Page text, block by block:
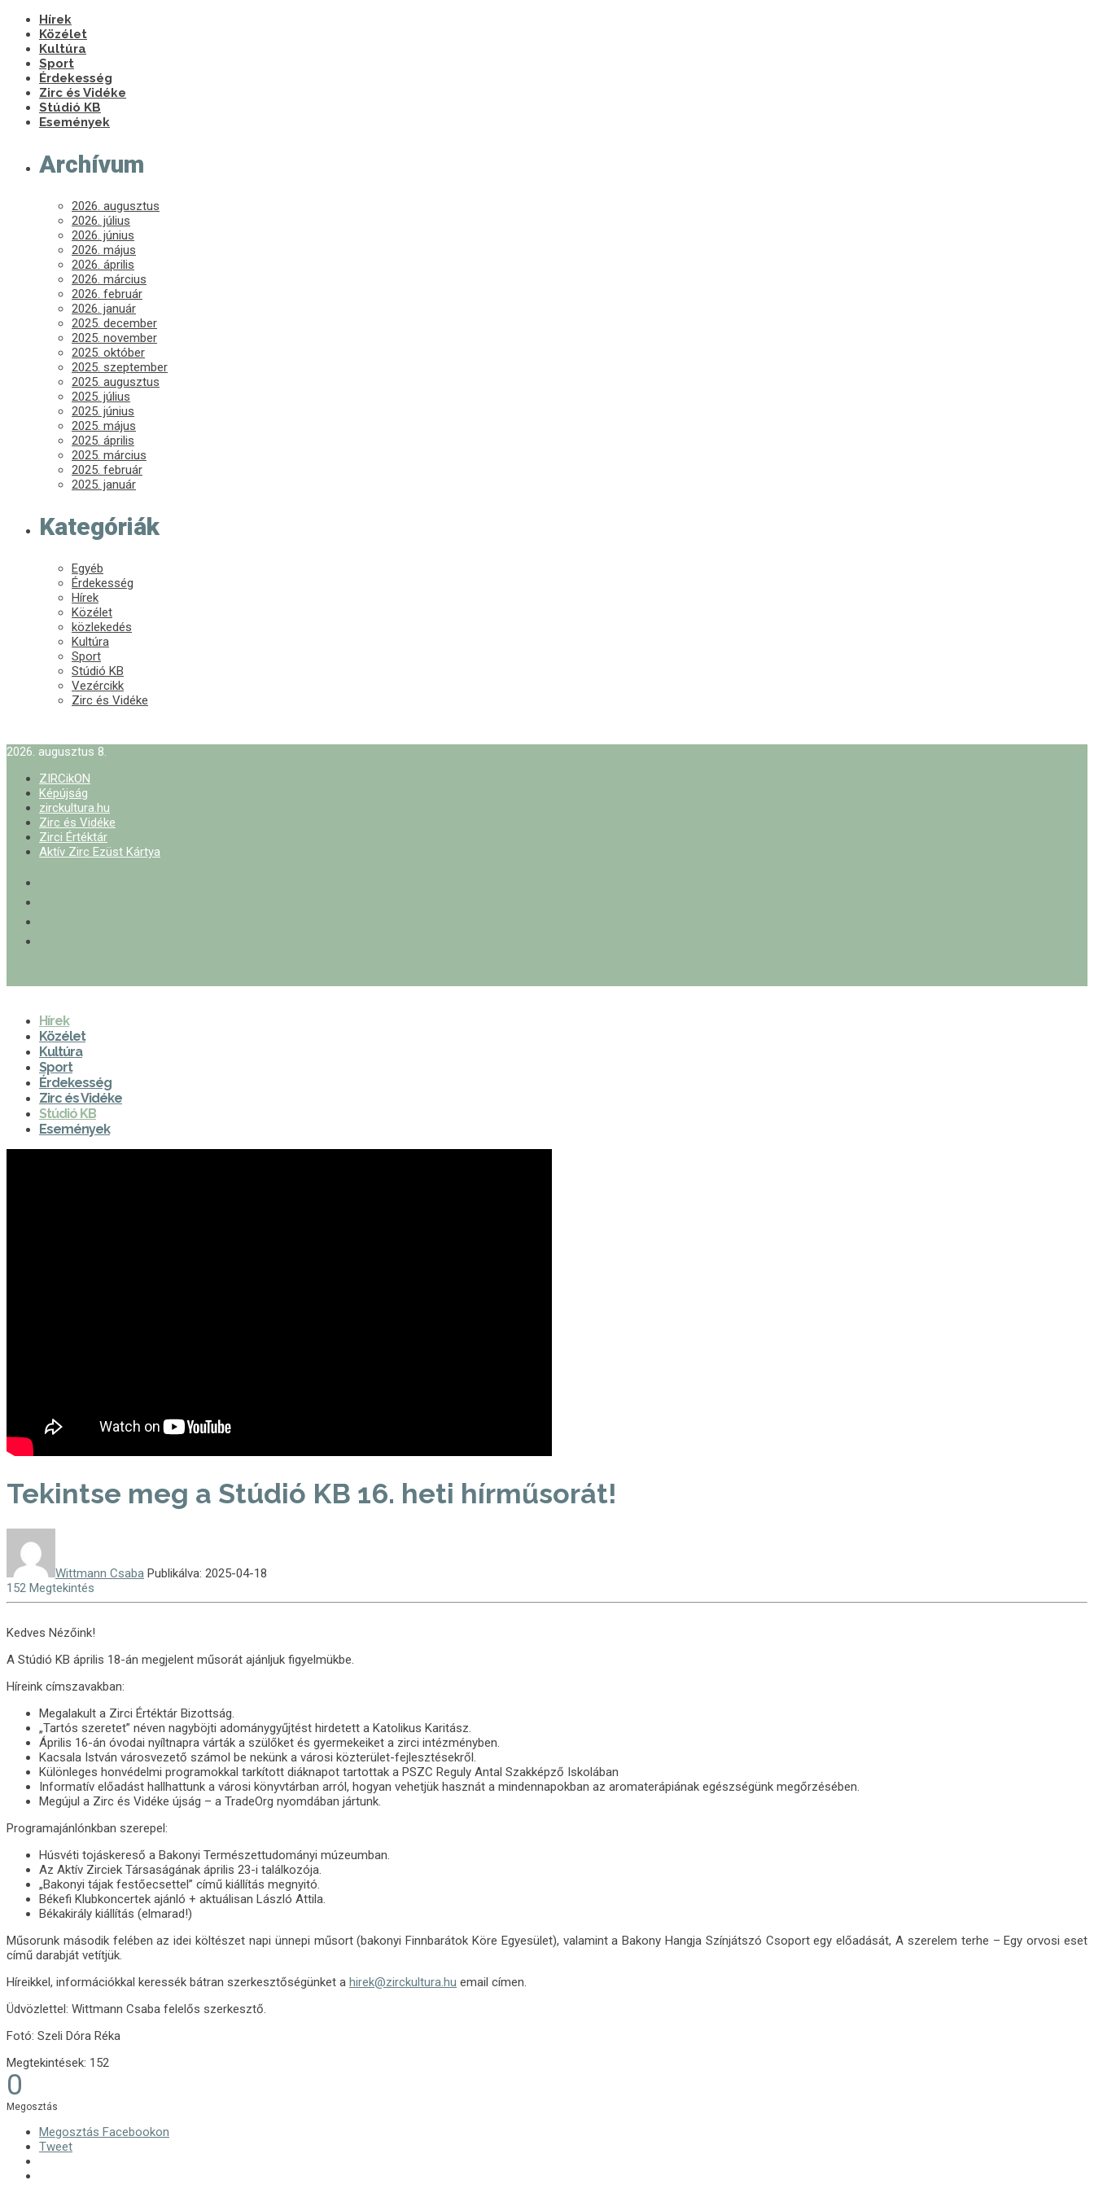
Hírek
Közélet
Kultúra
Sport
Érdekesség
Zirc és Vidéke
Stúdió KB
Események
Archívum
2026. augusztus
2026. július
2026. június
2026. május
2026. április
2026. március
2026. február
2026. január
2025. december
2025. november
2025. október
2025. szeptember
2025. augusztus
2025. július
2025. június
2025. május
2025. április
2025. március
2025. február
2025. január
Kategóriák
Egyéb
Érdekesség
Hírek
Közélet
közlekedés
Kultúra
Sport
Stúdió KB
Vezércikk
Zirc és Vidéke
2026. augusztus 8.
ZIRCikON
Képújság
zirckultura.hu
Zirc és Vidéke
Zirci Értéktár
Aktív Zirc Ezüst Kártya
Hírek
Közélet
Kultúra
Sport
Érdekesség
Zirc és Vidéke
Stúdió KB
Események
Tekintse meg a Stúdió KB 16. heti hírműsorát!
Wittmann Csaba Publikálva: 2025-04-18
152 Megtekintés
Kedves Nézőink!
A Stúdió KB április 18-án megjelent műsorát ajánljuk figyelmükbe.
Híreink címszavakban:
Megalakult a Zirci Értéktár Bizottság.
„Tartós szeretet” néven nagyböjti adománygyűjtést hirdetett a Katolikus Karitász.
Április 16-án óvodai nyíltnapra várták a szülőket és gyermekeiket a zirci intézményben.
Kacsala István városvezető számol be nekünk a városi közterület-fejlesztésekről.
Különleges honvédelmi programokkal tarkított diáknapot tartottak a PSZC Reguly Antal Szakképző Iskolában
Informatív előadást hallhattunk a városi könyvtárban arról, hogyan vehetjük hasznát a mindennapokban az aromaterápiának egészségünk megőrzésében.
Megújul a Zirc és Vidéke újság – a TradeOrg nyomdában jártunk.
Programajánlónkban szerepel:
Húsvéti tojáskereső a Bakonyi Természettudományi múzeumban.
Az Aktív Zirciek Társaságának április 23-i találkozója.
„Bakonyi tájak festőecsettel” című kiállítás megnyitó.
Békefi Klubkoncertek ajánló + aktuálisan László Attila.
Békakirály kiállítás (elmarad!)
Műsorunk második felében az idei költészet napi ünnepi műsort (bakonyi Finnbarátok Köre Egyesület), valamint a Bakony Hangja Színjátszó Csoport egy előadását, A szerelem terhe – Egy orvosi eset
című darabját vetítjük.
Híreikkel, információkkal keressék bátran szerkesztőségünket a hirek@zirckultura.hu email címen.
Üdvözlettel: Wittmann Csaba felelős szerkesztő.
Fotó: Szeli Dóra Réka
Megtekintések: 152
0
Megosztás
Megosztás Facebookon
Tweet